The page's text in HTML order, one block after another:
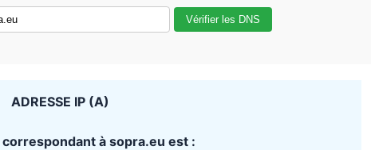
Vérifier les DNS
ADRESSE IP (A)
correspondant à sopra.eu est :